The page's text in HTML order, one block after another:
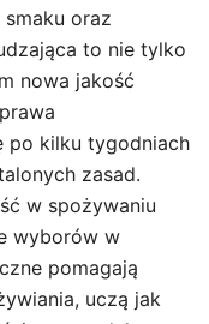
oraz
to nie tylko
nowa jakość
po kilku tygodniach
zasad.
w spożywaniu
wyborów w
pomagają
uczą jak